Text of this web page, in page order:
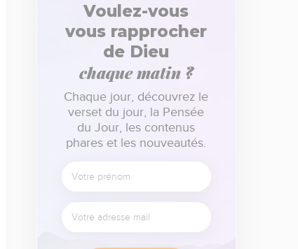
Voulez-vous
vous rapprocher
de Dieu
chaque matin ?
Chaque jour, découvrez le
verset du jour, la Pensée
du Jour, les contenus
phares et les nouveautés.